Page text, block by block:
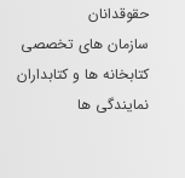
حقوقدانان
سازمان های تخصصی
کتابخانه ها و کتابداران
نمایندگی ها